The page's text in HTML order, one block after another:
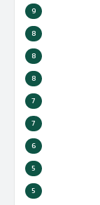
9
8
8
8
7
7
6
5
5